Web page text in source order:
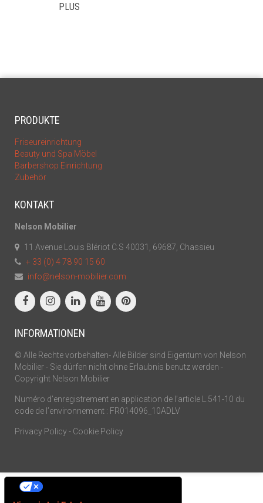
PLUS
PRODUKTE
Friseureinrichtung
Beauty und Spa Möbel
Barbershop Einrichtung
Zubehör
KONTAKT
Nelson Mobilier
11 Avenue Louis Blériot C.S 40031, 69687, Chassieu
+ 33 (0) 4 78 90 15 60
info@nelson-mobilier.com
INFORMATIONEN
© Alle Rechte vorbehalten- Alle Bilder sind Eigentum von Nelson
Mobilier - Sie dürfen nicht ohne Erlaubnis benutz werden -
Copyright Nelson Mobilier
Numéro d’enregistrement en application de l’article L.541-10 du
code de l’environnement : FR014096_10ADLV
Privacy Policy- Cookie Policy